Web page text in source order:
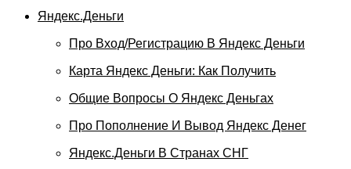
Яндекс.Деньги
Про Вход/регистрацию В Яндекс Деньги
Карта Яндекс Деньги: Как Получить
Общие Вопросы О Яндекс Деньгах
Про Пополнение И Вывод Яндекс Денег
Яндекс.Деньги В Странах СНГ